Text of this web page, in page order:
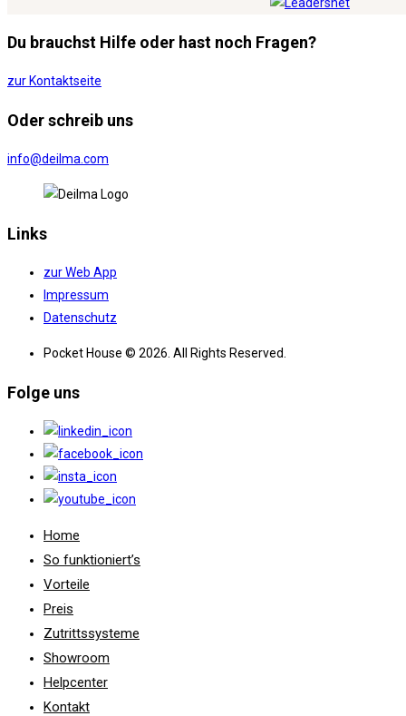
Du brauchst Hilfe oder hast noch Fragen?
zur Kontaktseite
Oder schreib uns
info@deilma.com
Links
zur Web App
Impressum
Datenschutz
Pocket House © 2026. All Rights Reserved.
Folge uns
Home
So funktioniert’s
Vorteile
Preis
Zutrittssysteme
Showroom
Helpcenter
Kontakt